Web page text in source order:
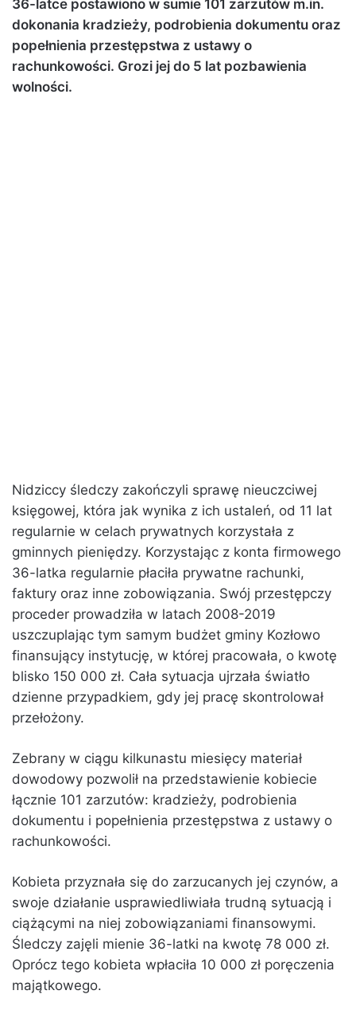
36-latce postawiono w sumie 101 zarzutów m.in.
dokonania kradzieży, podrobienia dokumentu oraz
popełnienia przestępstwa z ustawy o
rachunkowości. Grozi jej do 5 lat pozbawienia
wolności.
Nidziccy śledczy zakończyli sprawę nieuczciwej
księgowej, która jak wynika z ich ustaleń, od 11 lat
regularnie w celach prywatnych korzystała z
gminnych pieniędzy. Korzystając z konta firmowego
36-latka regularnie płaciła prywatne rachunki,
faktury oraz inne zobowiązania. Swój przestępczy
proceder prowadziła w latach 2008-2019
uszczuplając tym samym budżet gminy Kozłowo
finansujący instytucję, w której pracowała, o kwotę
blisko 150 000 zł. Cała sytuacja ujrzała światło
dzienne przypadkiem, gdy jej pracę skontrolował
przełożony.
Zebrany w ciągu kilkunastu miesięcy materiał
dowodowy pozwolił na przedstawienie kobiecie
łącznie 101 zarzutów: kradzieży, podrobienia
dokumentu i popełnienia przestępstwa z ustawy o
rachunkowości.
Kobieta przyznała się do zarzucanych jej czynów, a
swoje działanie usprawiedliwiała trudną sytuacją i
ciążącymi na niej zobowiązaniami finansowymi.
Śledczy zajęli mienie 36-latki na kwotę 78 000 zł.
Oprócz tego kobieta wpłaciła 10 000 zł poręczenia
majątkowego.